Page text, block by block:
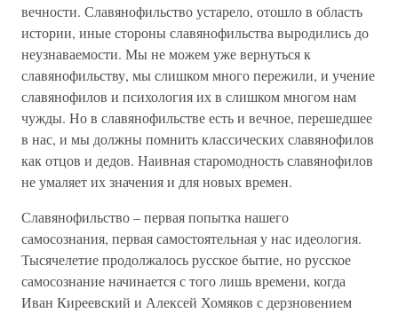
вечности. Славянофильство устарело, отошло в область
истории, иные стороны славянофильства выродились до
неузнаваемости. Мы не можем уже вернуться к
славянофильству, мы слишком много пережили, и учение
славянофилов и психология их в слишком многом нам
чужды. Но в славянофильстве есть и вечное, перешедшее
в нас, и мы должны помнить классических славянофилов
как отцов и дедов. Наивная старомодность славянофилов
не умаляет их значения и для новых времен.
Славянофильство – первая попытка нашего
самосознания, первая самостоятельная у нас идеология.
Тысячелетие продолжалось русское бытие, но русское
самосознание начинается с того лишь времени, когда
Иван Киреевский и Алексей Хомяков с дерзновением